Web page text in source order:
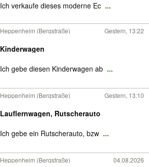
Ich verkaufe dieses moderne Ec ...
Heppenheim (Bergstraße) Gestern, 13:22
Kinderwagen
Ich gebe diesen Kinderwagen ab ...
Heppenheim (Bergstraße) Gestern, 13:10
Lauflernwagen, Rutscherauto
Ich gebe ein Rutscherauto, bzw ...
Heppenheim (Bergstraße) 04.08.2026